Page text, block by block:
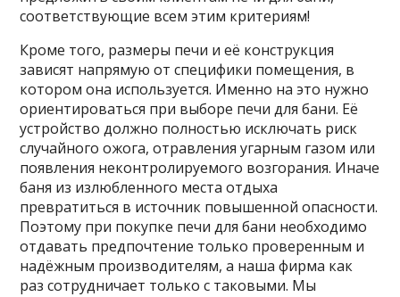
соответствующие всем этим критериям!
Кроме того, размеры печи и её конструкция
зависят напрямую от специфики помещения, в
котором она используется. Именно на это нужно
ориентироваться при выборе печи для бани. Её
устройство должно полностью исключать риск
случайного ожога, отравления угарным газом или
появления неконтролируемого возгорания. Иначе
баня из излюбленного места отдыха
превратиться в источник повышенной опасности.
Поэтому при покупке печи для бани необходимо
отдавать предпочтение только проверенным и
надёжным производителям, а наша фирма как
раз сотрудничает только с таковыми. Мы